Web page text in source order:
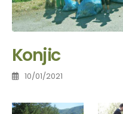
Konjic
10/01/2021